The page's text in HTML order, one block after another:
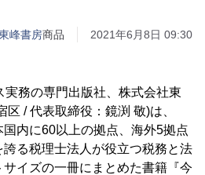
峰書房商品 2021年6月8日 09:30
務の専門出版社、株式会社東
/ 代表取締役：鏡渕 敬)は、
内に60以上の拠点、海外5拠点
る税理士法人が役立つ税務と法
イズの一冊にまとめた書籍『今